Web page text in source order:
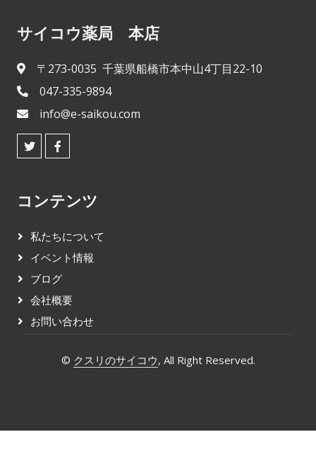
サイコウ薬局 本店
〒273-0035 千葉県船橋市本中山4丁目22-10
047-335-9894
info@e-saikou.com
コンテンツ
私たちについて
イベント情報
ブログ
会社概要
お問い合わせ
© クスリのサイコウ, All Right Reserved.